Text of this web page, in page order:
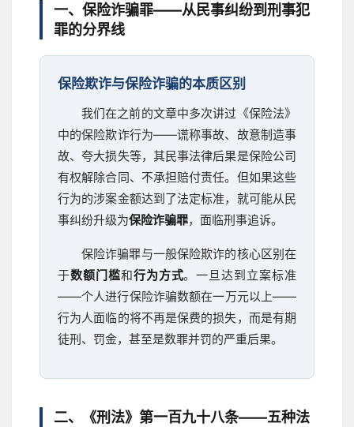
一、保险诈骗罪——从民事纠纷到刑事犯
罪的分界线
保险欺诈与保险诈骗的本质区别
我们在之前的文章中多次讲过《保险法》
中的保险欺诈行为——谎称事故、故意制造事
故、夸大损失等，其民事法律后果是保险公司
有权解除合同、不承担赔付责任。但如果这些
行为的涉案金额达到了法定标准，就可能从民
事纠纷升级为保险诈骗罪，面临刑事追诉。
保险诈骗罪与一般保险欺诈的核心区别在
于数额门槛和行为方式。一旦达到立案标准
——个人进行保险诈骗数额在一万元以上——
行为人面临的将不再是保费的损失，而是有期
徒刑、罚金，甚至是数罪并罚的严重后果。
二、《刑法》第一百九十八条——五种法